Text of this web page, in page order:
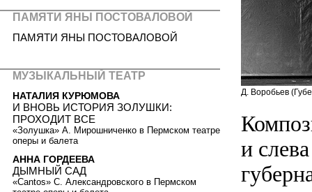
Д. Воробьев
и
ПАМЯТИ ЯНЫ ПОСТОВАЛОВОЙ
ПАМЯТИ ЯНЫ ПОСТОВАЛОВОЙ
МУЗЫКАЛЬНЫЙ ТЕАТР
НАТАЛИЯ КУРЮМОВА
И ВНОВЬ ИСТОРИЯ ЗОЛУШКИ:
ПРОХОДИТ ВСЕ
«Золушка» А. Мирошниченко в Пермском театре
оперы и балета
АННА ГОРДЕЕВА
ДЫМНЫЙ САД
«Cantos» С. Александровского в Пермском